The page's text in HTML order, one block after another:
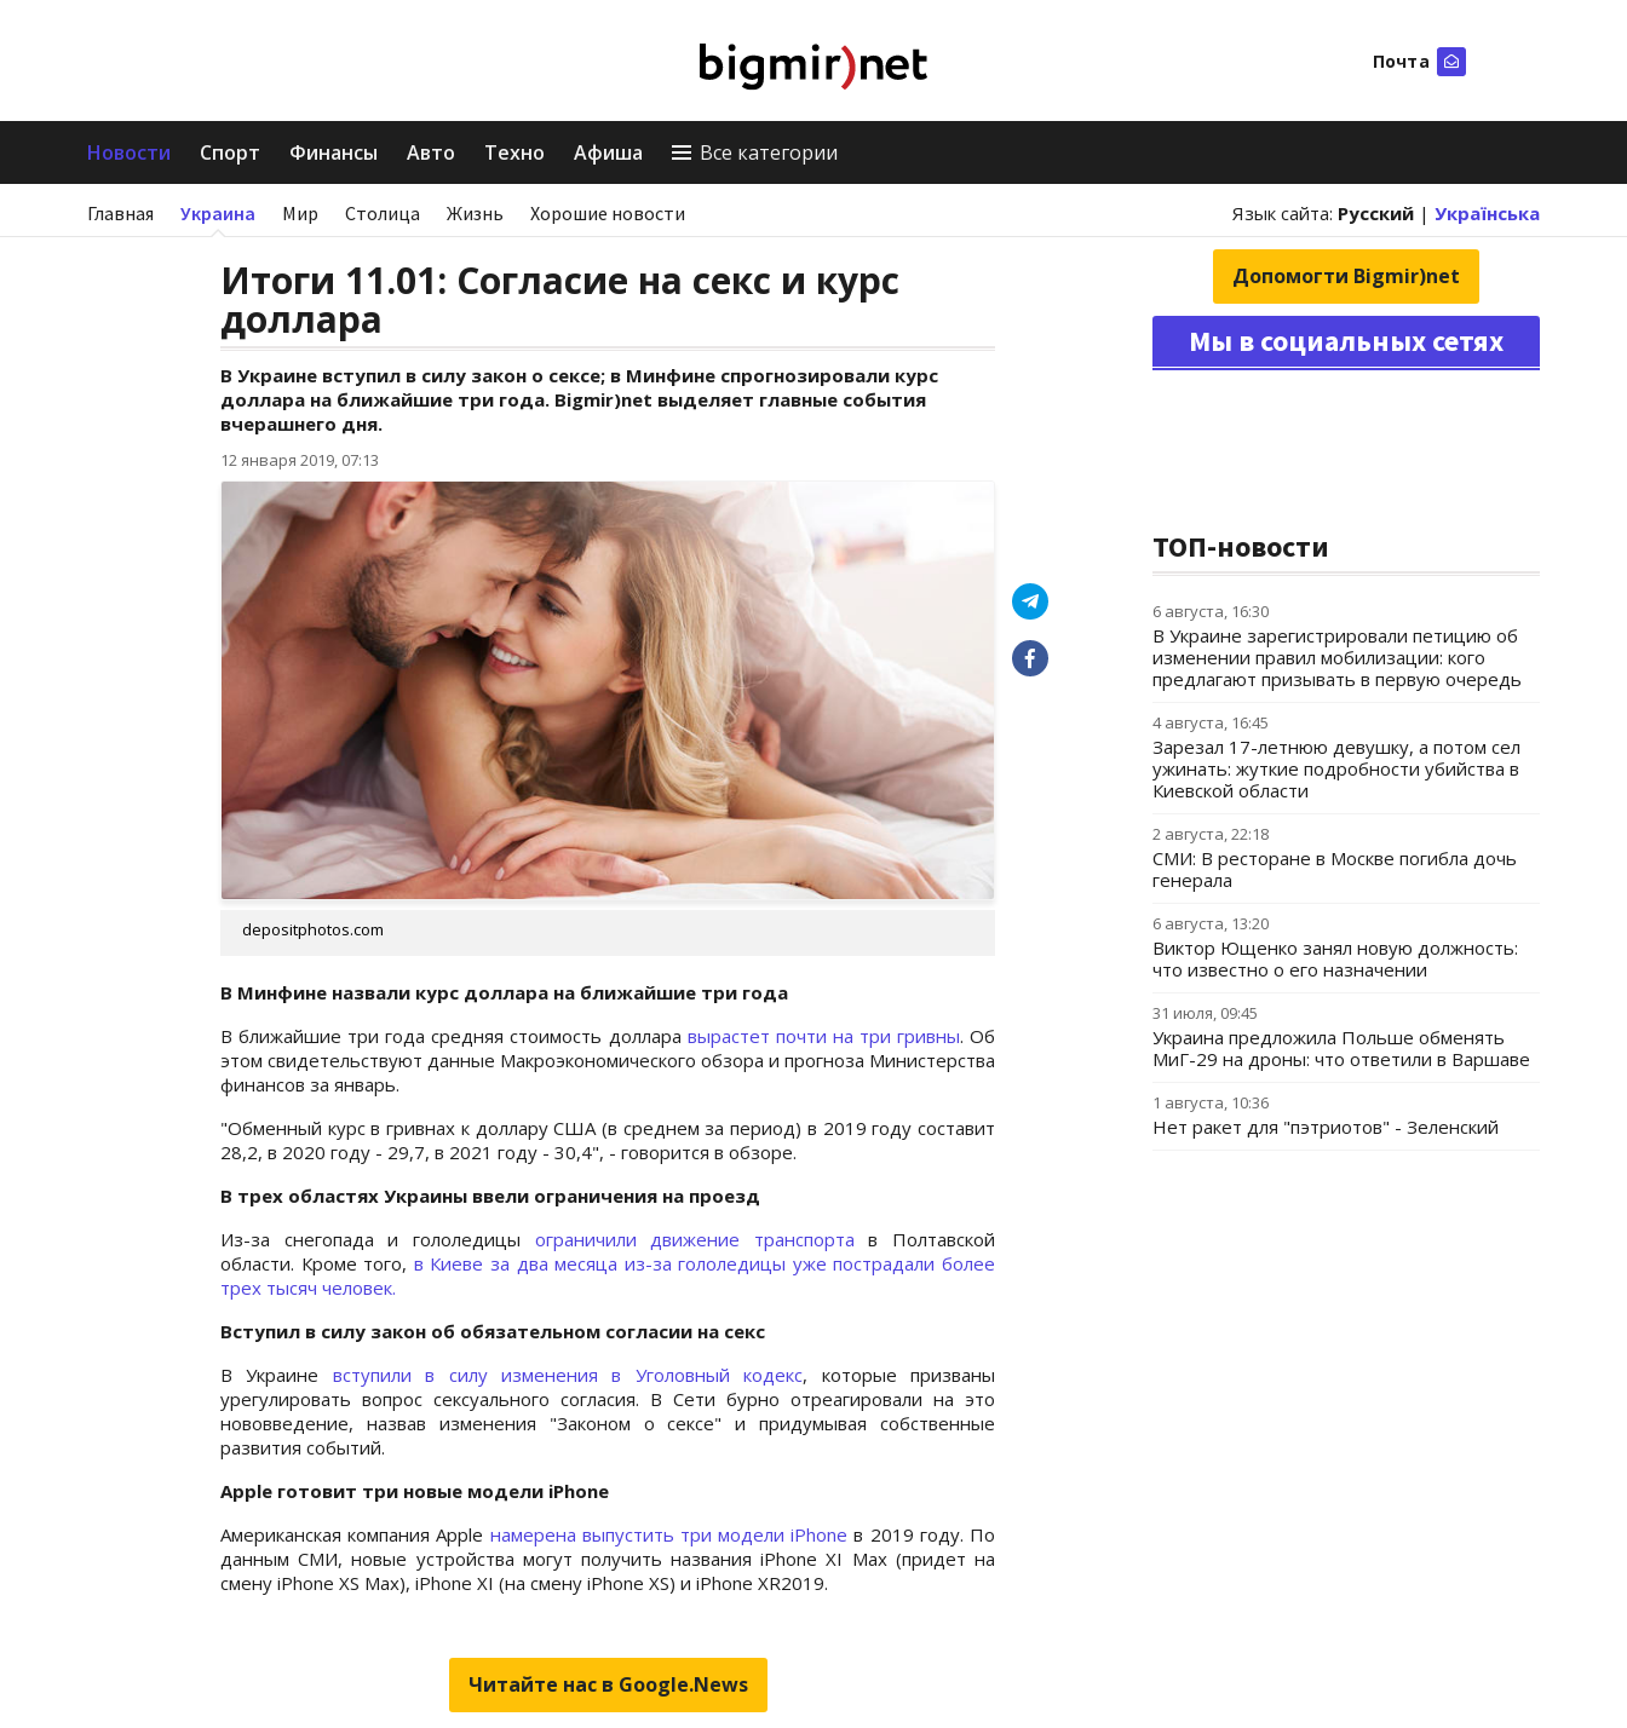
Почта
Новости Спорт Финансы Авто Техно Афиша Все категории
Главная Украина Мир Столица Жизнь Хорошие новости Язык сайта: Русский | Українська
Итоги 11.01: Согласие на секс и курс
доллара
В Украине вступил в силу закон о сексе; в Минфине спрогнозировали курс
доллара на ближайшие три года. Bigmir)net выделяет главные события
вчерашнего дня.
12 января 2019, 07:13
depositphotos.com
В Минфине назвали курс доллара на ближайшие три года
В ближайшие три года средняя стоимость доллара вырастет почти на три гривны. Об
этом свидетельствуют данные Макроэкономического обзора и прогноза Министерства
финансов за январь.
"Обменный курс в гривнах к доллару США (в среднем за период) в 2019 году составит
28,2, в 2020 году - 29,7, в 2021 году - 30,4", - говорится в обзоре.
В трех областях Украины ввели ограничения на проезд
Из-за снегопада и гололедицы ограничили движение транспорта в Полтавской
области. Кроме того, в Киеве за два месяца из-за гололедицы уже пострадали более
трех тысяч человек.
Вступил в силу закон об обязательном согласии на секс
В Украине вступили в силу изменения в Уголовный кодекс, которые призваны
урегулировать вопрос сексуального согласия. В Сети бурно отреагировали на это
нововведение, назвав изменения "Законом о сексе" и придумывая собственные
развития событий.
Apple готовит три новые модели iPhone
Американская компания Apple намерена выпустить три модели iPhone в 2019 году. По
данным СМИ, новые устройства могут получить названия iPhone XI Max (придет на
смену iPhone XS Max), iPhone XI (на смену iPhone XS) и iPhone XR2019.
Читайте нас в Google.News
Допомогти Bigmir)net
Мы в социальных сетях
ТОП-новости
6 августа, 16:30
В Украине зарегистрировали петицию об
изменении правил мобилизации: кого
предлагают призывать в первую очередь
4 августа, 16:45
Зарезал 17-летнюю девушку, а потом сел
ужинать: жуткие подробности убийства в
Киевской области
2 августа, 22:18
СМИ: В ресторане в Москве погибла дочь
генерала
6 августа, 13:20
Виктор Ющенко занял новую должность:
что известно о его назначении
31 июля, 09:45
Украина предложила Польше обменять
МиГ-29 на дроны: что ответили в Варшаве
1 августа, 10:36
Нет ракет для "пэтриотов" - Зеленский